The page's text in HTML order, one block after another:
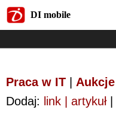
DI mobile
Praca w IT Aukcje
Dodaj: link | artykuł|
DI mobile